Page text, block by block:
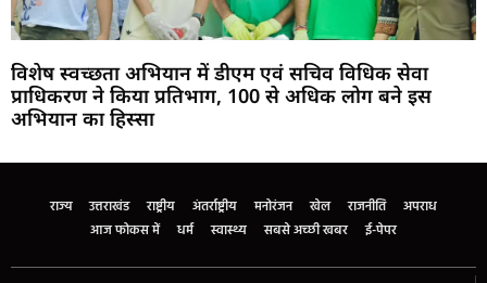
विशेष स्वच्छता अभियान में डीएम एवं सचिव विधिक सेवा
प्राधिकरण ने किया प्रतिभाग, 100 से अधिक लोग बने इस
अभियान का हिस्सा
राज्य उत्तराखंड राष्ट्रीय अंतर्राष्ट्रीय मनोरंजन खेल राजनीति
अपराध
आज फोकस में
धर्म स्वास्थ्य सबसे अच्छी खबर ई-पेपर